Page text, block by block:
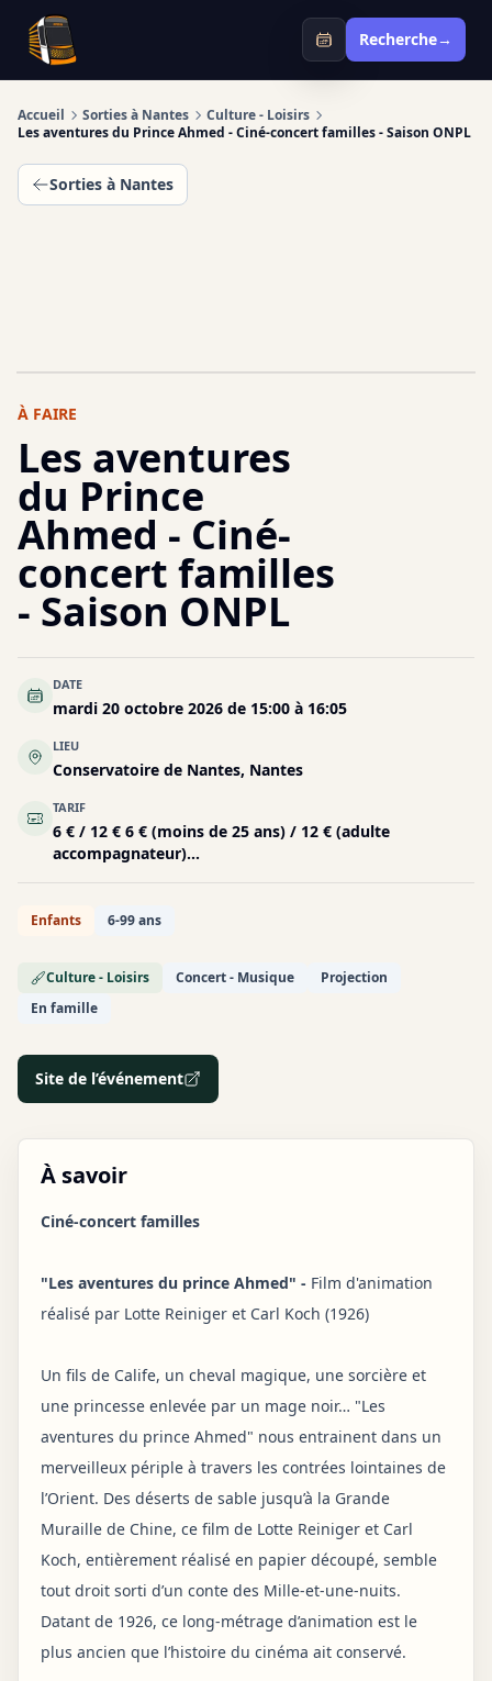
Infotan
Recherche→
Accueil Sorties à Nantes
Culture - Loisirs
Les aventures du Prince Ahmed - Ciné-concert familles - Saison ONPL
Sorties à Nantes
À FAIRE
Les aventures
du Prince
Ahmed - Ciné-
concert familles
- Saison ONPL
DATE
mardi 20 octobre 2026 de 15:00 à 16:05
LIEU
Conservatoire de Nantes, Nantes
TARIF
6 € / 12 € 6 € (moins de 25 ans) / 12 € (adulte
accompagnateur)...
Enfants 6-99 ans
Culture - Loisirs Concert - Musique
Projection
En famille
Site de l’événement
À savoir
Ciné-concert familles
"Les aventures du prince Ahmed" - Film d'animation
réalisé par Lotte Reiniger et Carl Koch (1926)
Un fils de Calife, un cheval magique, une sorcière et
une princesse enlevée par un mage noir… "Les
aventures du prince Ahmed" nous entrainent dans un
merveilleux périple à travers les contrées lointaines de
l’Orient. Des déserts de sable jusqu’à la Grande
Muraille de Chine, ce film de Lotte Reiniger et Carl
Koch, entièrement réalisé en papier découpé, semble
tout droit sorti d’un conte des Mille-et-une-nuits.
Datant de 1926, ce long-métrage d’animation est le
plus ancien que l’histoire du cinéma ait conservé.